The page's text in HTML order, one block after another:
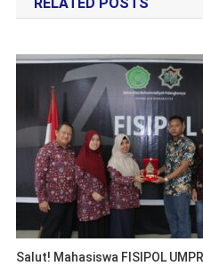
Salut! Mahasiswa FISIPOL